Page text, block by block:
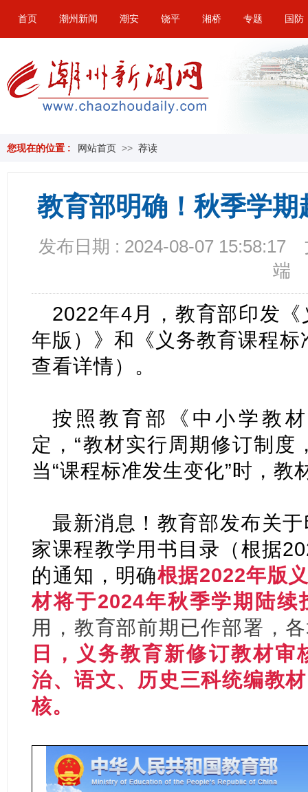
首页 潮州新闻 潮安 饶平 湘桥 专题 国防
您现在的位置 : 网站首页 >> 荐读
教育部明确！秋季学
发布日期 : 2024-08-07 15:58:17
端
2022年4月，教育部印发
年版）》和《义务教育课程
查看详情） 。
按照教育部《中小学教
定，“教材实行周期修订制度
当“课程标准发生变化”时，教
最新消息！教育部发布关于
家课程教学用书目录（根据
的通知，明确根据2022年版
材将于2024年秋季学期陆续
用，教育部前期已作部署，
日，义务教育新修订教材
治、语文、历史三科统编教
核。